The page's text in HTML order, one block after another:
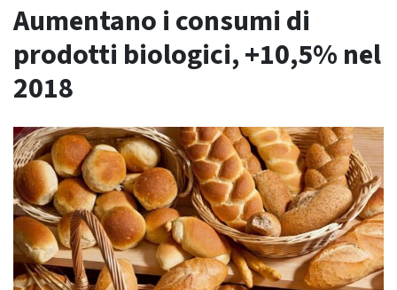
Aumentano i consumi di
prodotti biologici, +10,5% nel
2018